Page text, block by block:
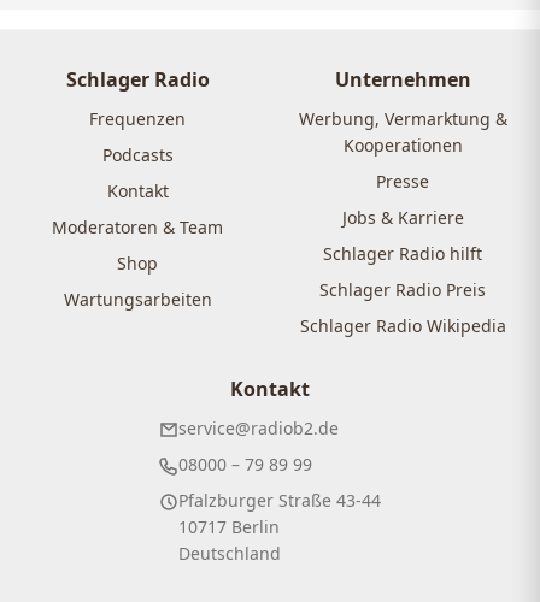
Schlager Radio
Frequenzen
Podcasts
Kontakt
Moderatoren & Team
Shop
Wartungsarbeiten
Unternehmen
Werbung, Vermarktung &
Kooperationen
Presse
Jobs & Karriere
Schlager Radio hilft
Schlager Radio Preis
Schlager Radio Wikipedia
Kontakt
service@radiob2.de
08000 – 79 89 99
Pfalzburger Straße 43-44
10717 Berlin
Deutschland